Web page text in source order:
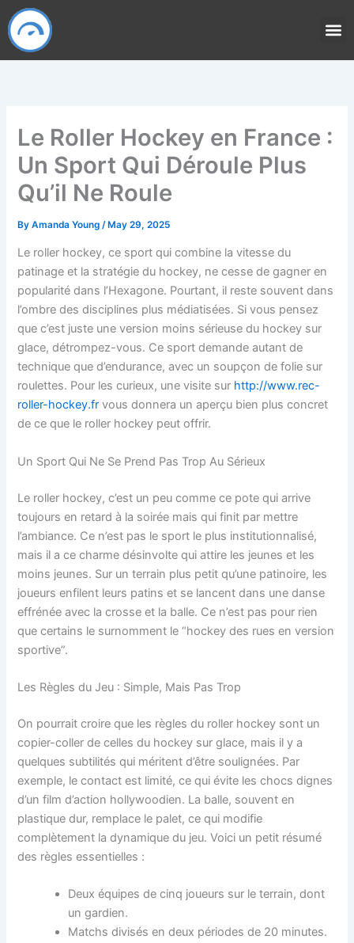
Skip
to
content
Le Roller Hockey en France :
Un Sport Qui Déroule Plus
Qu’il Ne Roule
ByAmanda Young/May 29, 2025
Le roller hockey, ce sport qui combine la vitesse du
patinage et la stratégie du hockey, ne cesse de gagner en
popularité dans l’Hexagone. Pourtant, il reste souvent dans
l’ombre des disciplines plus médiatisées. Si vous pensez
que c’est juste une version moins sérieuse du hockey sur
glace, détrompez-vous. Ce sport demande autant de
technique que d’endurance, avec un soupçon de folie sur
roulettes. Pour les curieux, une visite sur http://www.rec-
roller-hockey.fr vous donnera un aperçu bien plus concret
de ce que le roller hockey peut offrir.
Un Sport Qui Ne Se Prend Pas Trop Au Sérieux
Le roller hockey, c’est un peu comme ce pote qui arrive
toujours en retard à la soirée mais qui finit par mettre
l’ambiance. Ce n’est pas le sport le plus institutionnalisé,
mais il a ce charme désinvolte qui attire les jeunes et les
moins jeunes. Sur un terrain plus petit qu’une patinoire, les
joueurs enfilent leurs patins et se lancent dans une danse
effrénée avec la crosse et la balle. Ce n’est pas pour rien
que certains le surnomment le “hockey des rues en version
sportive”.
Les Règles du Jeu : Simple, Mais Pas Trop
On pourrait croire que les règles du roller hockey sont un
copier-coller de celles du hockey sur glace, mais il y a
quelques subtilités qui méritent d’être soulignées. Par
exemple, le contact est limité, ce qui évite les chocs dignes
d’un film d’action hollywoodien. La balle, souvent en
plastique dur, remplace le palet, ce qui modifie
complètement la dynamique du jeu. Voici un petit résumé
des règles essentielles :
Deux équipes de cinq joueurs sur le terrain, dont
un gardien.
Matchs divisés en deux périodes de 20 minutes.